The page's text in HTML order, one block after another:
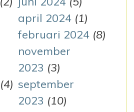
april 2024 (1)
februari 2024 (8)
november
2023 (3)
(4) september
2023 (10)